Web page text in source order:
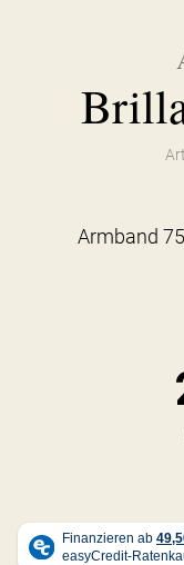
Armband